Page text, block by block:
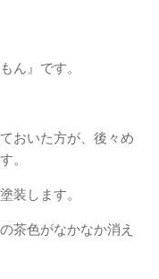
ん』です。
おいた方が、後々め
。
装します。
茶色がなかなか消え